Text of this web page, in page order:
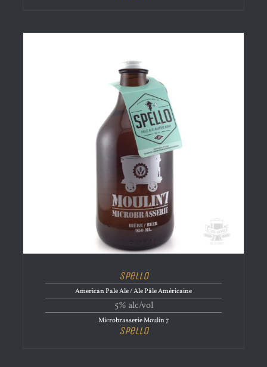
Spello
American Pale Ale / Ale Pâle Américaine
5% alc/vol
Microbrasserie Moulin 7
Spello